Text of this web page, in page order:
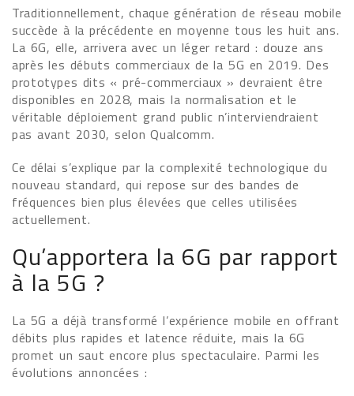
Traditionnellement, chaque génération de réseau mobile
succède à la précédente en moyenne tous les huit ans.
La 6G, elle, arrivera avec un léger retard : douze ans
après les débuts commerciaux de la 5G en 2019. Des
prototypes dits « pré-commerciaux » devraient être
disponibles en 2028, mais la normalisation et le
véritable déploiement grand public n’interviendraient
pas avant 2030, selon Qualcomm.
Ce délai s’explique par la complexité technologique du
nouveau standard, qui repose sur des bandes de
fréquences bien plus élevées que celles utilisées
actuellement.
Qu’apportera la 6G par rapport
à la 5G ?
La 5G a déjà transformé l’expérience mobile en offrant
débits plus rapides et latence réduite, mais la 6G
promet un saut encore plus spectaculaire. Parmi les
évolutions annoncées :